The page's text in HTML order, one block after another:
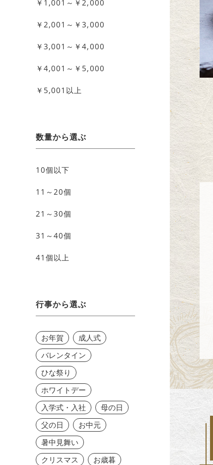
￥1,001～￥2,000
￥2,001～￥3,000
￥3,001～￥4,000
￥4,001～￥5,000
￥5,001以上
数量から選ぶ
10個以下
11～20個
21～30個
31～40個
41個以上
行事から選ぶ
お年賀
成人式
バレンタイン
ひな祭り
ホワイトデー
入学式・入社
母の日
父の日
お中元
暑中見舞い
クリスマス
お歳暮